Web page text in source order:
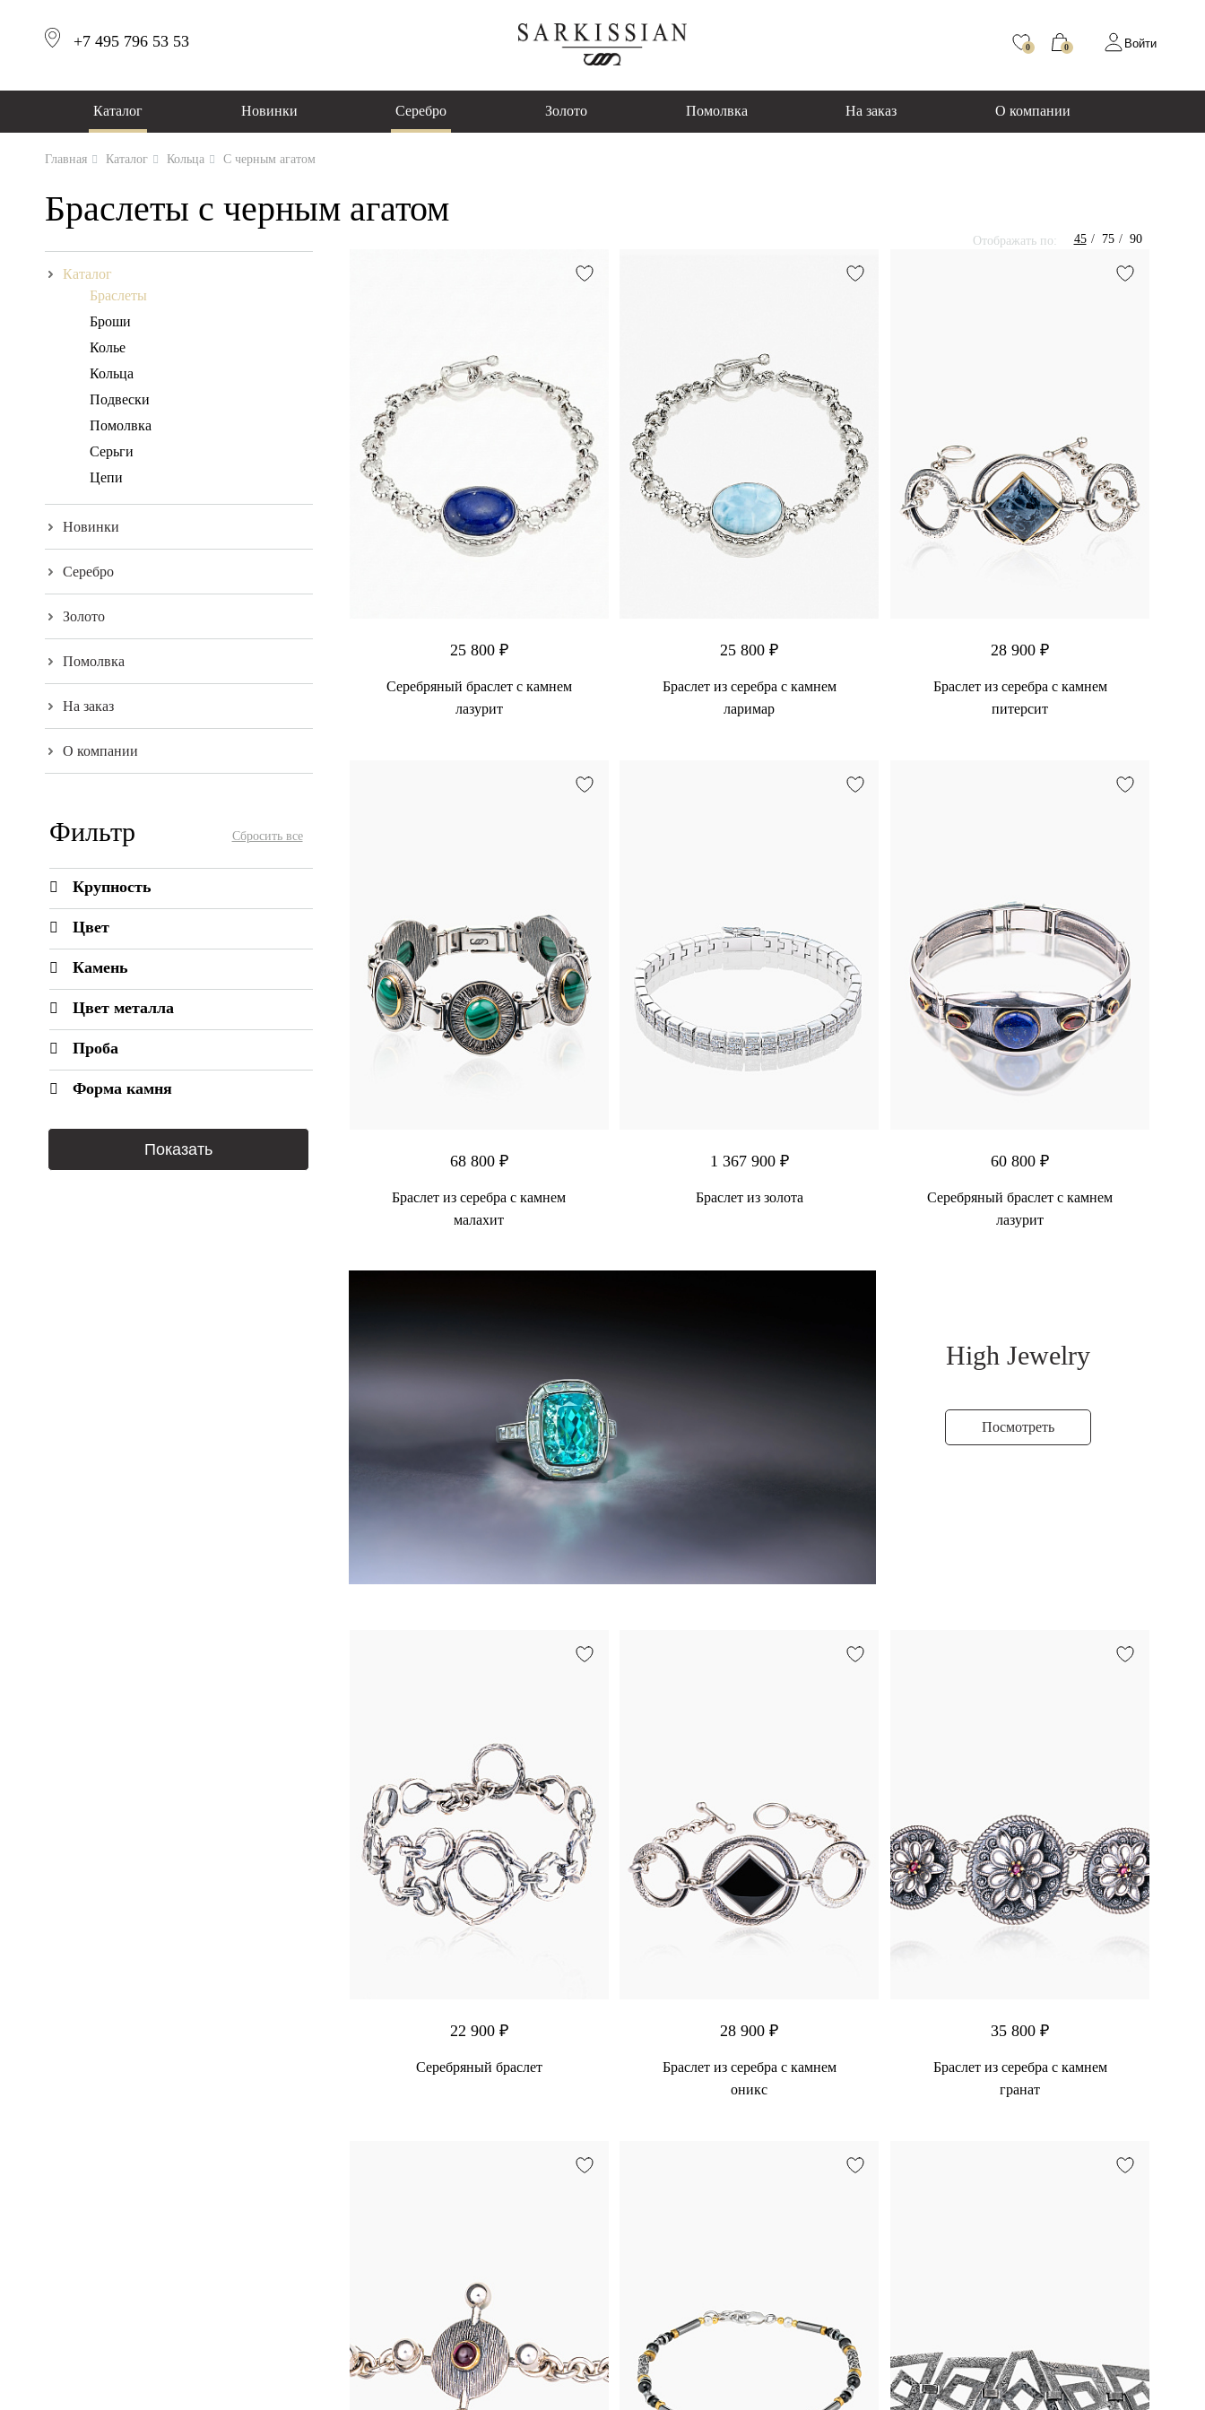
+7 495 796 53 53 0 0 Войти
Каталог Новинки Серебро Золото Помолвка На заказ О компании
Главная Каталог Кольца С черным агатом
Браслеты с черным агатом
Каталог
Браслеты
Броши
Колье
Кольца
Подвески
Помолвка
Серьги
Цепи
Новинки
Серебро
Золото
Помолвка
На заказ
О компании
Фильтр
Крупность
Цвет
Камень
Цвет металла
Проба
Форма камня
Отображать по: 45 75 90
25 800 ₽
Серебряный браслет с камнем
лазурит
25 800 ₽
Браслет из серебра с камнем
ларимар
28 900 ₽
Браслет из серебра с камнем
питерсит
68 800 ₽
Браслет из серебра с камнем
малахит
1 367 900 ₽
Браслет из золота
60 800 ₽
Серебряный браслет с камнем
лазурит
High Jewelry
Посмотреть
22 900 ₽
Серебряный браслет
28 900 ₽
Браслет из серебра с камнем
оникс
35 800 ₽
Браслет из серебра с камнем
гранат